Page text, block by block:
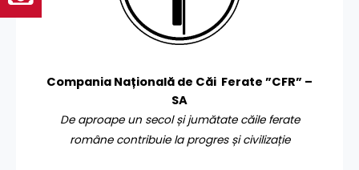
Compania Națională de Căi Ferate ”CFR” –
SA
De aproape un secol și jumătate căile ferate
române contribuie la progres și civilizație